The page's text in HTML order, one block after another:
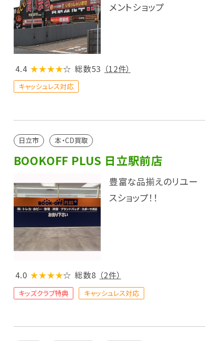
メントショップ
4.4 ★★★★☆ 総数53 （12件）
キャッシュレス対応
日立市 本・CD買取
BOOKOFF PLUS 日立駅前店
豊富な品揃えのリユー
スショップ！！
4.0 ★★★★☆ 総数8 （2件）
キッズクラブ特典 キャッシュレス対応